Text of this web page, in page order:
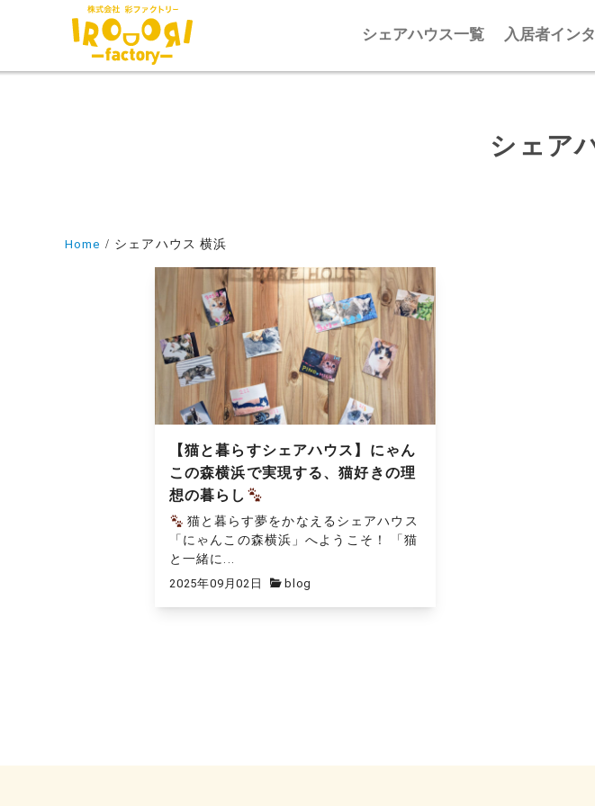
シェアハウス一覧 入居者イン
シェア
Home シェアハウス 横浜
【猫と暮らすシェアハウス】にゃん
この森横浜で実現する、猫好きの理
想の暮らし
猫と暮らす夢をかなえるシェアハウス
「にゃんこの森横浜」へようこそ！ 「猫
と一緒に...
2025年09月02日 blog